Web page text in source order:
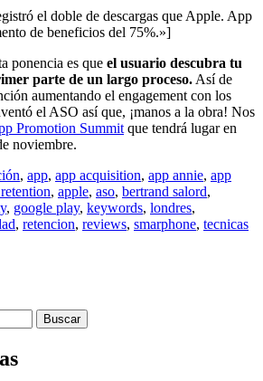
el doble de descargas que Apple. App
de beneficios del 75%.»]
ponencia es que el usuario descubra tu
parte de un largo proceso. Así de
aumentando el engagement con los
el ASO así que, ¡manos a la obra! Nos
Promotion Summit que tendrá lugar en
noviembre.
, app, app acquisition, app annie, app
, apple, aso, bertrand salord,
, google play, keywords, londres,
, retencion, reviews, smarphone, tecnicas